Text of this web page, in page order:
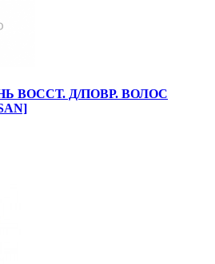
ВОССТ. Д/ПОВР. ВОЛОС